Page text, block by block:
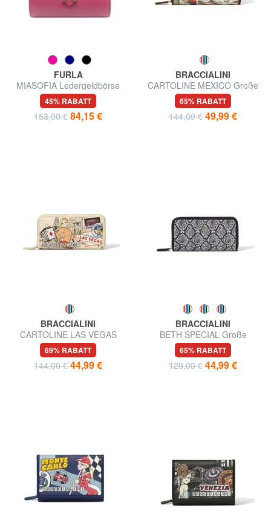
FURLA
MIASOFIA Ledergeldbörse
45% RABATT
153,00 € 84,15 €
BRACCIALINI
CARTOLINE MEXICO Große
Geldbörse mit Rundum-
Reißverschluss
65% RABATT
144,00 € 49,99 €
BRACCIALINI
CARTOLINE LAS VEGAS
Große Geldbörse
69% RABATT
144,00 € 44,99 €
BRACCIALINI
BETH SPECIAL Große
Geldbörse mit Rundum-
Reißverschluss
65% RABATT
129,00 € 44,99 €